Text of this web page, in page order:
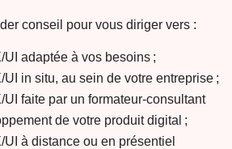
conseil pour vous diriger vers :
adaptée à vos besoins ;
in situ, au sein de votre entreprise ;
UI faite par un formateur-consultant
de votre produit digital ;
à distance ou en présentiel